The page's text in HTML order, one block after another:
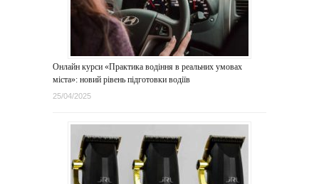
Онлайн курси «Практика водіння в реальних умовах
міста»: новий рівень підготовки водіїв
25/04/2025